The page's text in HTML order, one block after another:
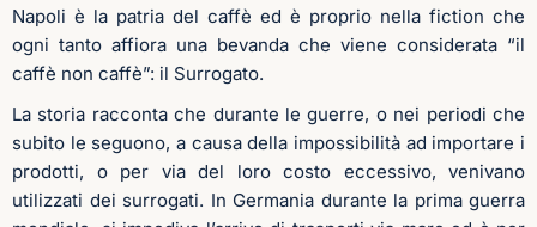
Napoli è la patria del caffè ed è proprio nella fiction che
ogni tanto affiora una bevanda che viene considerata “il
caffè non caffè”: il Surrogato.
La storia racconta che durante le guerre, o nei periodi che
subito le seguono, a causa della impossibilità ad importare i
prodotti, o per via del loro costo eccessivo, venivano
utilizzati dei surrogati. In Germania durante la prima guerra